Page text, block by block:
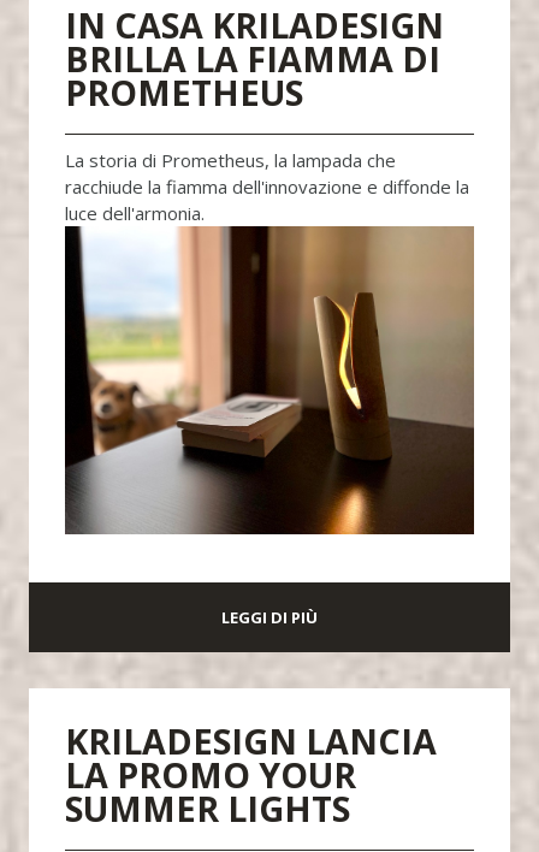
IN CASA KRILADESIGN
BRILLA LA FIAMMA DI
PROMETHEUS
La storia di Prometheus, la lampada che
racchiude la fiamma dell'innovazione e diffonde la
luce dell'armonia.
LEGGI DI PIÙ
KRILADESIGN LANCIA
LA PROMO YOUR
SUMMER LIGHTS